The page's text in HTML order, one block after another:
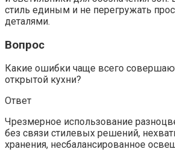
стиль единым и не перегружать
деталями.
Вопрос
Какие ошибки чаще всего
открытой кухни?
Ответ
Чрезмерное использование
без связи стилевых решений,
хранения, несбалансированное